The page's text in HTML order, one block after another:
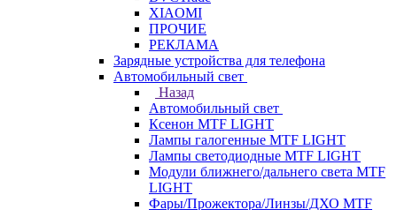
XIAOMI
ПРОЧИЕ
РЕКЛАМА
Зарядные устройства для телефона
Автомобильный свет
Назад
Автомобильный свет
Ксенон MTF LIGHT
Лампы галогенные MTF LIGHT
Лампы светодиодные MTF LIGHT
Модули ближнего/дальнего света MTF
LIGHT
Фары/Прожектора/Линзы/ДХО MTF